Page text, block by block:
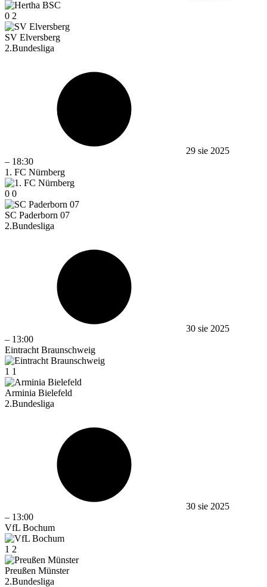
0 2
SV Elversberg
2.Bundesliga
29 sie 2025
– 18:30
1. FC Nürnberg
0 0
SC Paderborn 07
2.Bundesliga
30 sie 2025
– 13:00
Eintracht Braunschweig
1 1
Arminia Bielefeld
2.Bundesliga
30 sie 2025
– 13:00
VfL Bochum
1 2
Preußen Münster
2.Bundesliga